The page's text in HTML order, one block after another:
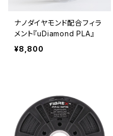
ナノダイヤモンド配合フィラ
メント『uDiamond PLA』
¥8,800